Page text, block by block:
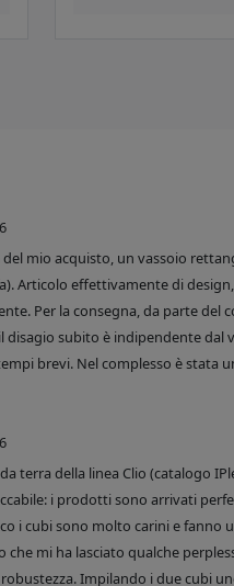
mio acquisto, un vassoio
Articolo effettivamente di
Per la consegna, da parte
disagio subito è indipendente
brevi. Nel complesso è stata
terra della linea Clio (catalogo
i prodotti sono arrivati
i cubi sono molto carini e fanno
che mi ha lasciato qualche
Impilando i due cubi